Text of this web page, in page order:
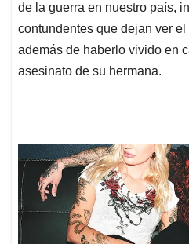
de la guerra en nuestro país,
contundentes que dejan ver
además de haberlo vivido en
asesinato de su hermana.